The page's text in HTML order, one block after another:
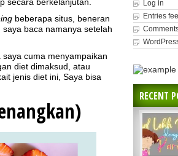
beberapa situs, beneran
baca namanya setelah
cuma menyampaikan
diet dimaksud, atau
jenis diet ini, Saya bisa
Log in
Entries
RECENT